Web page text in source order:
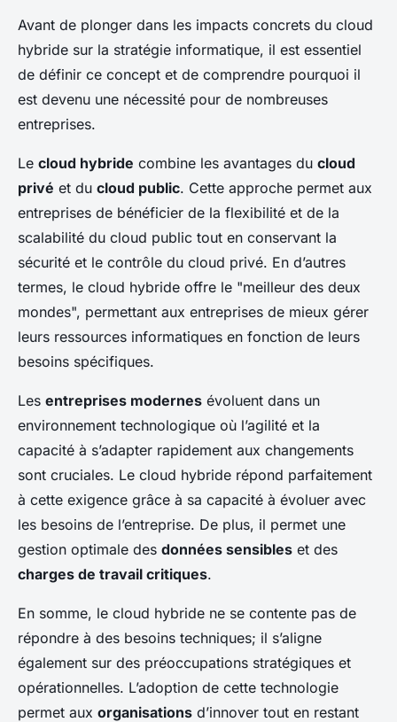
Avant de plonger dans les impacts concrets du cloud
hybride sur la stratégie informatique, il est essentiel
de définir ce concept et de comprendre pourquoi il
est devenu une nécessité pour de nombreuses
entreprises.
Le cloud hybride combine les avantages du cloud
privé et du cloud public. Cette approche permet aux
entreprises de bénéficier de la flexibilité et de la
scalabilité du cloud public tout en conservant la
sécurité et le contrôle du cloud privé. En d’autres
termes, le cloud hybride offre le "meilleur des deux
mondes", permettant aux entreprises de mieux gérer
leurs ressources informatiques en fonction de leurs
besoins spécifiques.
Les entreprises modernes évoluent dans un
environnement technologique où l’agilité et la
capacité à s’adapter rapidement aux changements
sont cruciales. Le cloud hybride répond parfaitement
à cette exigence grâce à sa capacité à évoluer avec
les besoins de l’entreprise. De plus, il permet une
gestion optimale des données sensibles et des
charges de travail critiques.
En somme, le cloud hybride ne se contente pas de
répondre à des besoins techniques; il s’aligne
également sur des préoccupations stratégiques et
opérationnelles. L’adoption de cette technologie
permet aux organisations d’innover tout en restant